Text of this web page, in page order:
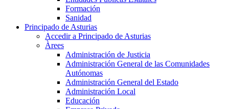
Formación
Sanidad
Principado de Asturias
Accedir a Principado de Asturias
Àrees
Administración de Justicia
Administración General de las Comunidades
Autónomas
Administración General del Estado
Administración Local
Educación